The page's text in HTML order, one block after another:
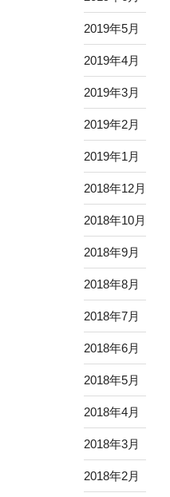
2019年5月
2019年4月
2019年3月
2019年2月
2019年1月
2018年12月
2018年10月
2018年9月
2018年8月
2018年7月
2018年6月
2018年5月
2018年4月
2018年3月
2018年2月